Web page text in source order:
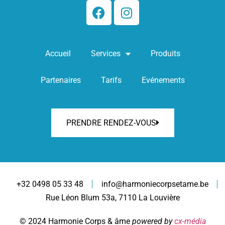
Accueil Services Produits
Partenaires Tarifs Evénements
PRENDRE RENDEZ-VOUS
© 2024 Harmonie Corps & âme powered bycx-média
+32 0498 05 33 48
info@harmoniecorpsetame.be
Rue Léon Blum 53a, 7110 La Louvière